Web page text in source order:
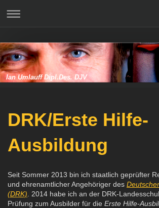
Ian Umlauff Dipl.Des. DJV
DRK/Erste Hilfe-
Ausbildung
Seit Sommer 2013 bin ich staatlich geprüfter
und ehrenamtlicher Angehöriger des
(DRK) . 2014 habe ich an der DRK-
Prüfung zum Ausbilder für die Erste Hilfe-